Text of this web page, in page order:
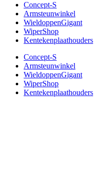
Concept-S
Armsteunwinkel
WieldoppenGigant
WiperShop
Kentekenplaathouders
Concept-S
Armsteunwinkel
WieldoppenGigant
WiperShop
Kentekenplaathouders